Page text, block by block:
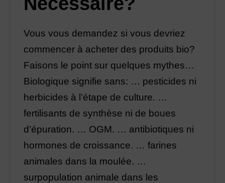
Vous vous demandez si vous devriez
commencer à acheter des produits bio?
Faisons le point sur quelques mythes…
Biologique signifie sans: … pesticides ni
herbicides à l’étape de culture. …
fertilisants de synthèse ni de boues
d’épuration. … OGM. … antibiotiques ni
hormones de croissance. … farines
animales dans la moulée. …
surpopulation animale dans les